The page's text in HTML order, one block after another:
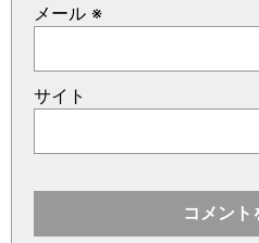
メール ※
サイト